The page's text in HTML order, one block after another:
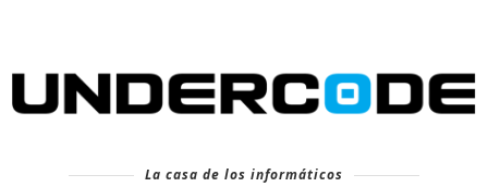
La casa de los informáticos